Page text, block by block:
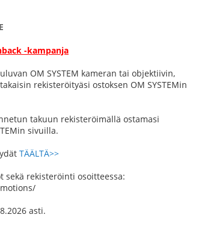
-kampanja
OM SYSTEM kameran tai objektiivin,
rekisteröityäsi ostoksen OM SYSTEMin
takuun rekisteröimällä ostamasi
sivuilla.
TÄÄLTÄ>>
sekä rekisteröinti osoitteessa:
asti.